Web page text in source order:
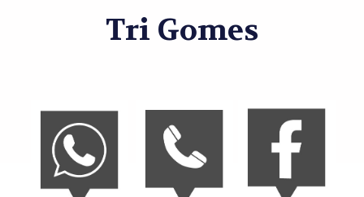
Tri Gomes